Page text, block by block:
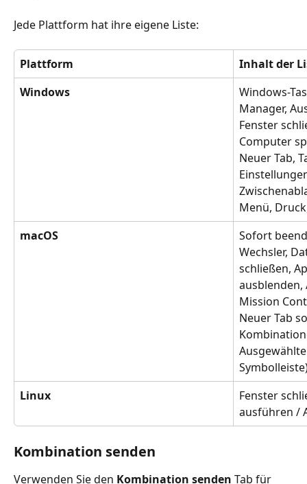
Jede Plattform hat ihre eigene Liste:
Plattform
Inhalt der
Windows
Windows-
Manager,
Fenster
Computer
Neuer Tab,
Menü,
macOS
Sofort
Wechsler,
schließen,
ausblenden,
Mission
Neuer Tab
Linux
Fenster
ausführen /
Kombination senden
Verwenden Sie den Kombination senden Tab für